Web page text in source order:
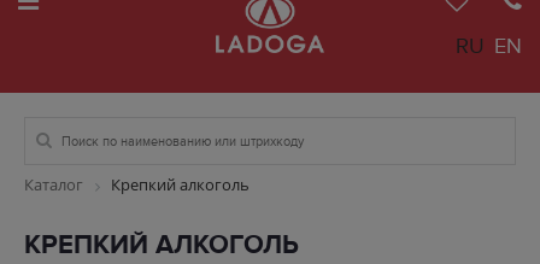
RU EN
Каталог Крепкий алкоголь
КРЕПКИЙ АЛКОГОЛЬ